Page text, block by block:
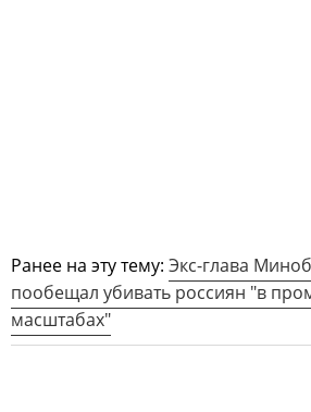
Ранее на эту тему: Экс-глава
пообещал убивать россиян "в
масштабах"